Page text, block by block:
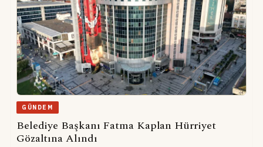
GÜNDEM
Belediye Başkanı Fatma Kaplan Hürriyet
Gözaltına Alındı